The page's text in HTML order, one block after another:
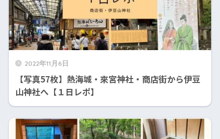
2022年11月6日
【写真57枚】熱海城・來宮神社・商店街から伊豆
山神社へ【１日レポ】